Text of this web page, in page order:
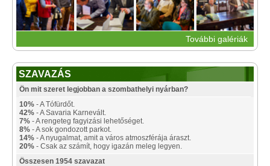
További galériák
SZAVAZÁS
Ön mit szeret legjobban a szombathelyi nyárban?
10% - A Tófürdőt.
42% - A Savaria Karnevált.
7% - A rengeteg fagyizási lehetőséget.
8% - A sok gondozott parkot.
14% - A nyugalmat, amit a város atmoszférája áraszt.
20% - Csak az számít, hogy igazán meleg legyen.
Összesen 1954 szavazat